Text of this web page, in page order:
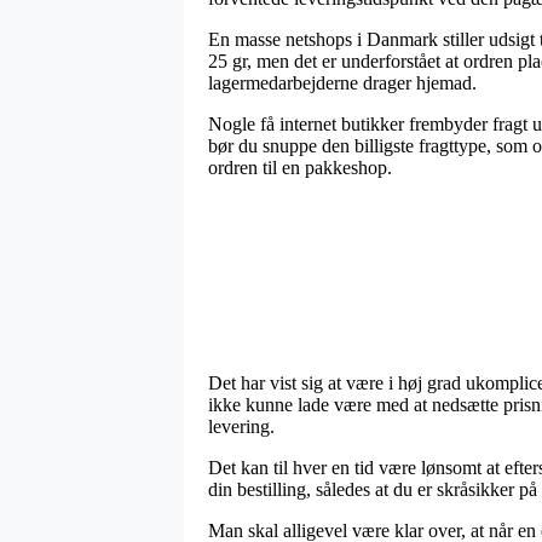
En masse netshops i Danmark stiller
25 gr, men det er underforstået at ordren
lagermedarbejderne drager hjemad.
Nogle få internet butikker frembyder fragt
bør du snuppe den billigste fragttype, som
ordren til en pakkeshop.
Det har vist sig at være i høj grad
ikke kunne lade være med at nedsætte
levering.
Det kan til hver en tid være lønsomt at
din bestilling, således at du er skråsikker
Man skal alligevel være klar over, at når en